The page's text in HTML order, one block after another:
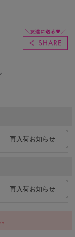
再入荷お知らせ
再入荷お知らせ